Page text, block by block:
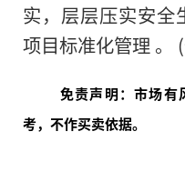
实，层层压实安全
项目标准化管理 。
免责声明：市场有
考，不作买卖依据。